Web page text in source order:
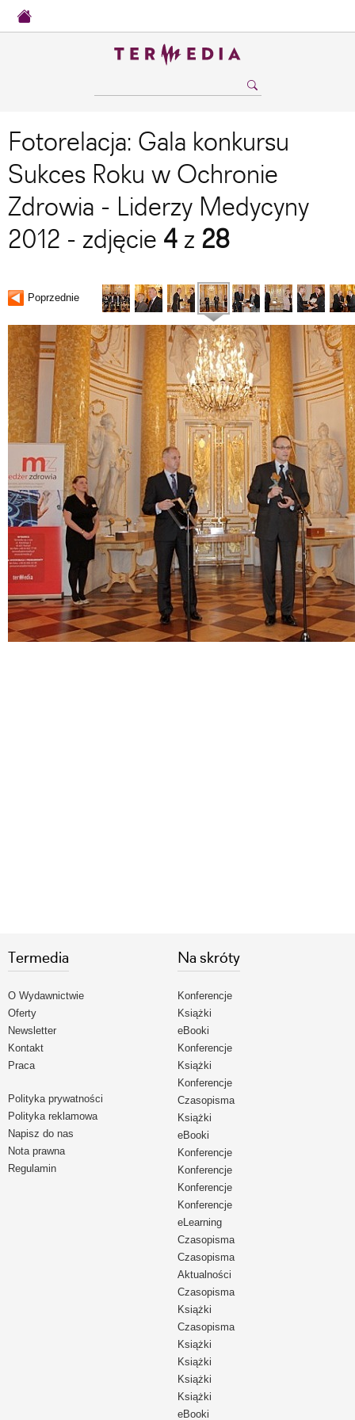
Fotorelacja: Gala konkursu
Sukces Roku w Ochronie
Zdrowia - Liderzy Medycyny
2012 - zdjęcie 4 z 28
Poprzednie
Termedia
O Wydawnictwie
Oferty
Newsletter
Kontakt
Praca
Polityka prywatności
Polityka reklamowa
Napisz do nas
Nota prawna
Regulamin
Na skróty
Konferencje
Książki
eBooki
Konferencje
Książki
Konferencje
Czasopisma
Książki
eBooki
Konferencje
Konferencje
Konferencje
Konferencje
eLearning
Czasopisma
Czasopisma
Aktualności
Czasopisma
Książki
Czasopisma
Książki
Książki
Książki
Książki
eBooki